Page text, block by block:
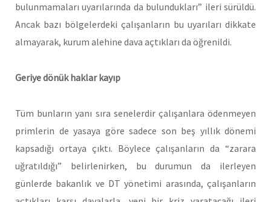
bulunmamaları uyarılarında da bulundukları” ileri sürüldü.
Ancak bazı bölgelerdeki çalışanların bu uyarıları dikkate
almayarak, kurum alehine dava açtıkları da öğrenildi.
Geriye dönük haklar kayıp
Tüm bunların yanı sıra senelerdir çalışanlara ödenmeyen
primlerin de yasaya göre sadece son beş yıllık dönemi
kapsadığı ortaya çıktı. Böylece çalışanların da “zarara
uğratıldığı” belirlenirken, bu durumun da ilerleyen
günlerde bakanlık ve DT yönetimi arasında, çalışanların